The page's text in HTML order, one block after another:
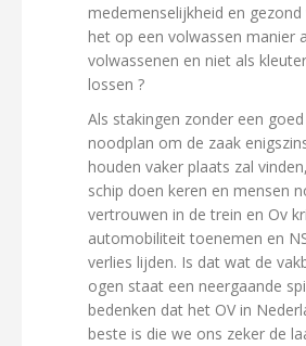
medemenselijkheid en
het op een volwassen manier
volwassenen en niet als
lossen ?
Als stakingen zonder een
noodplan om de zaak
houden vaker plaats zal
schip doen keren en mensen
vertrouwen in de trein en Ov
automobiliteit toenemen en
verlies lijden. Is dat wat de
ogen staat een neergaande
bedenken dat het OV in
beste is die we ons zeker de